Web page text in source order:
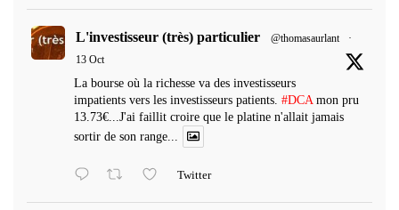
L'investisseur (très) particulier @thomasaurlant
·
13 Oct
La bourse où la richesse va des investisseurs
impatients vers les investisseurs patients. #DCA mon pru
13.73€...J'ai faillit croire que le platine n'allait jamais
sortir de son range...
Twitter